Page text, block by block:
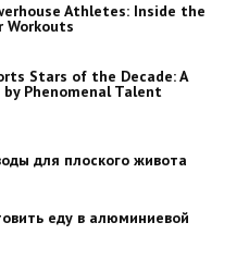
Athletes: Inside the
Workouts
Stars of the Decade: A
Phenomenal Talent
для плоского живота
еду в алюминиевой